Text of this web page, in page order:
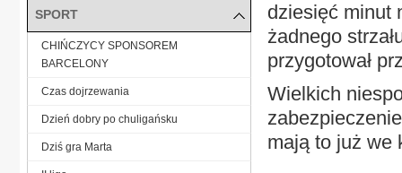
dziesięć minut
żadnego
przygotował
Wielkich
mają to już we
SPORT
CHIŃCZYCY SPONSOREM
BARCELONY
Czas dojrzewania
Dzień dobry po chuligańsku
Dziś gra Marta